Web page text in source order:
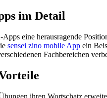
im Detail
eine herausragende
sensei zino mobile App ein
Fachbereichen
ihren Wortschatz